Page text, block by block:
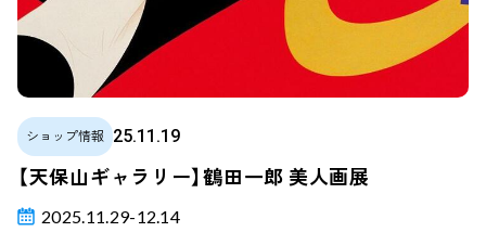
ショップ情報 25.11.19
【天保山ギャラリー】鶴田一郎 美人画展
2025.11.29-12.14